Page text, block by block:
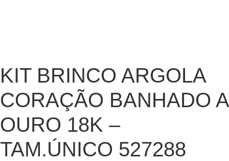
KIT BRINCO ARGOLA
CORAÇÃO BANHADO A
OURO 18K –
TAM.ÚNICO 527288